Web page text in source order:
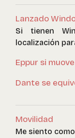
Lanzado
Si tienen
localización
Eppur si muove
Dante se
Movilidad
Me siento